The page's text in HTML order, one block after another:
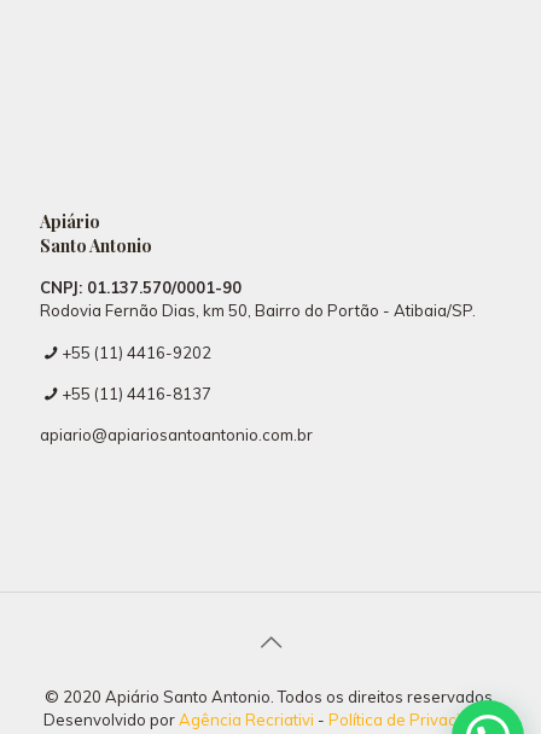
Apiário
Santo Antonio
CNPJ: 01.137.570/0001-90
Rodovia Fernão Dias, km 50, Bairro do Portão - Atibaia/SP.
+55 (11) 4416-9202
+55 (11) 4416-8137
apiario@apiariosantoantonio.com.br
© 2020 Apiário Santo Antonio. Todos os direitos reservados.
Desenvolvido porAgência Recriativi - Política de Privacidade